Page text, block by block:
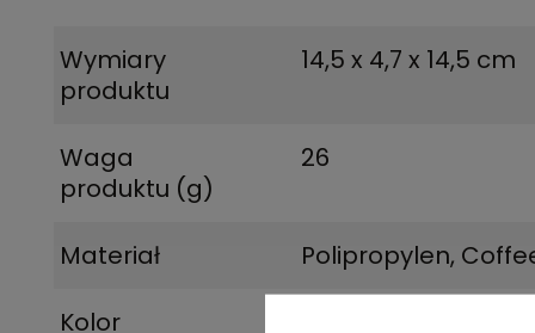
Wymiary
produktu
14,5 x 4,7 x 14,5 cm
Waga
produktu (g)
26
Materiał
Polipropylen,
Kolor